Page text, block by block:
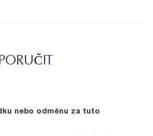
nebo odměnu za tuto